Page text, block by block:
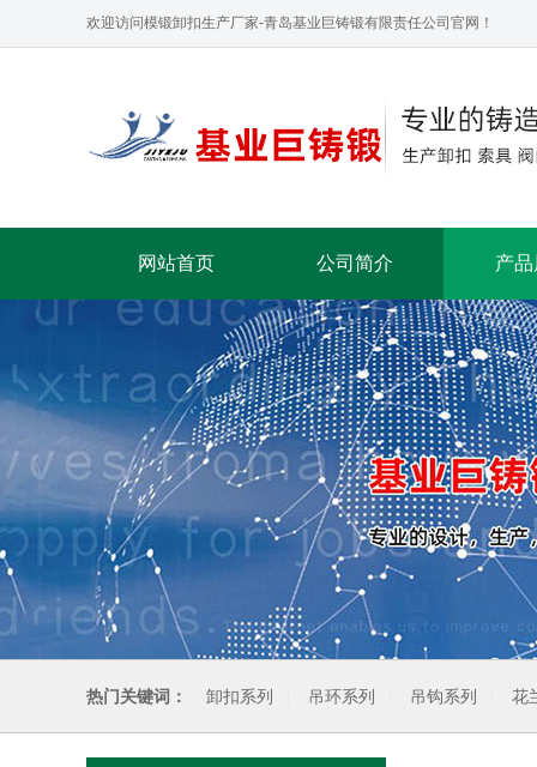
欢迎访问模锻卸扣生产厂家-青岛基业巨铸锻有限责任公司官网！
网站首页 公司简介 产
热门关键词： 卸扣系列 吊环系列 吊钩系列 花